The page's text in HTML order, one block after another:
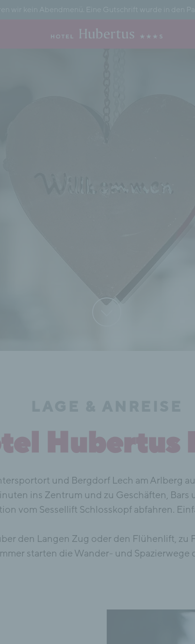
Hubertus
und Bergdorf Lech am Arlberg
ins Zentrum und zu Geschäften,
vom Sessellift Schlosskopf abfahren.
den Langen Zug oder den Flühenlift, zu
starten die Wander- und Spazierwege